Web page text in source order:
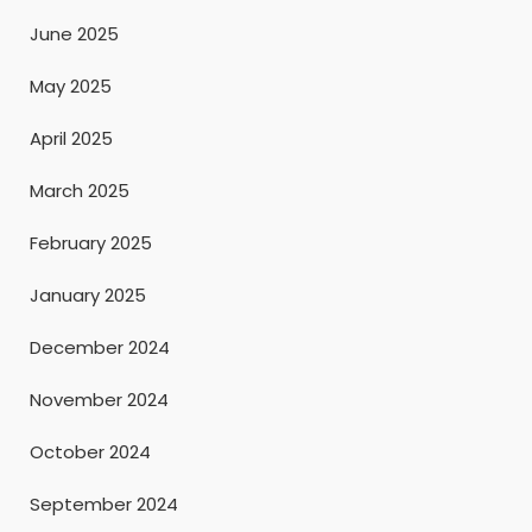
June 2025
May 2025
April 2025
March 2025
February 2025
January 2025
December 2024
November 2024
October 2024
September 2024